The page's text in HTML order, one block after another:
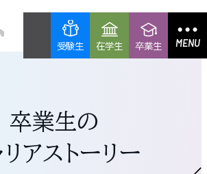
受験生 在学生 卒業生 MENU
卒業生の
リアストーリー